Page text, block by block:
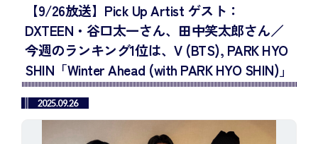
【9/26放送】Pick Up Artist ゲスト：
DXTEEN・谷口太一さん、田中笑太郎さん／
今週のランキング1位は、V (BTS), PARK HYO
SHIN「Winter Ahead (with PARK HYO SHIN)」
2025.09.26